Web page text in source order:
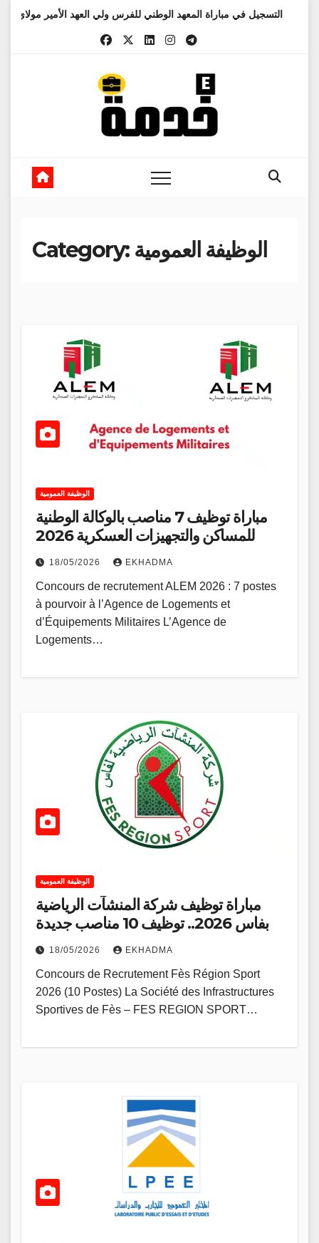
التسجيل في مباراة المعهد الوطني للفرس ولي العهد
Category: الوظيفة العمومية
الوظيفة العمومية
مباراة توظيف 7 مناصب بالوكالة الوطنية
للمساكن والتجهيزات العسكرية 2026
18/05/2026 EKHADMA
Concours de recrutement ALEM 2026 : 7 postes
à pourvoir à l’Agence de Logements et
d’Équipements Militaires L’Agence de
Logements…
الوظيفة العمومية
مباراة توظيف شركة المنشآت الرياضية
بفاس 2026.. توظيف 10 مناصب جديدة
18/05/2026 EKHADMA
Concours de Recrutement Fès Région Sport
2026 (10 Postes) La Société des Infrastructures
Sportives de Fès – FES REGION SPORT…